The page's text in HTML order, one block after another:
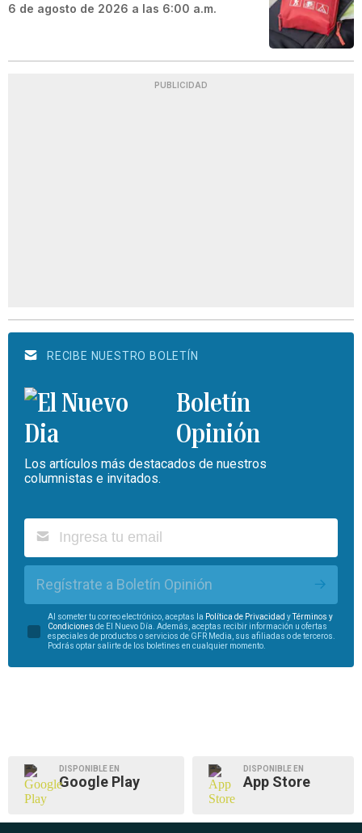
6 de agosto de 2026 a las 6:00 a.m.
PUBLICIDAD
RECIBE NUESTRO BOLETÍN
Boletín
Opinión
Los artículos más destacados de nuestros
columnistas e invitados.
Regístrate a Boletín Opinión
Al someter tu correo electrónico, aceptas la Política de Privacidad yTérminos y
Condiciones de El Nuevo Día. Además, aceptas recibir información u ofertas
especiales de productos o servicios de GFR Media, sus afiliadas o de terceros.
Podrás optar salirte de los boletines en cualquier momento.
DISPONIBLE EN
Google Play
DISPONIBLE EN
App Store